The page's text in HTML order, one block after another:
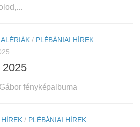
/ PLÉBÁNIAI HÍREK
2025
fényképalbuma
/ PLÉBÁNIAI HÍREK